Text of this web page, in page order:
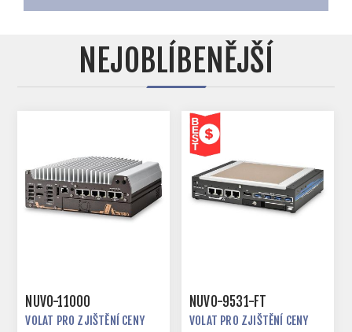
NEJOBLÍBENĚJŠÍ
NUVO-11000
VOLAT PRO ZJIŠTĚNÍ CENY
NUVO-9531-FT
VOLAT PRO ZJIŠTĚNÍ CENY